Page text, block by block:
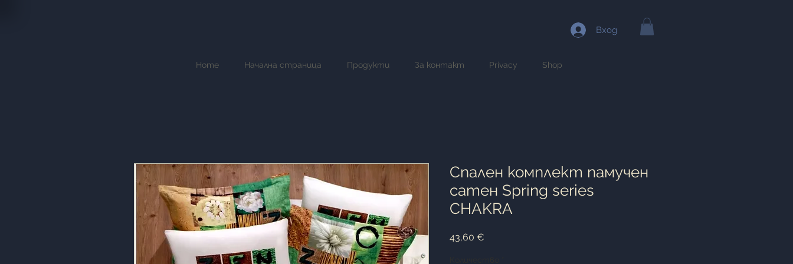
Вход
Home Начална страница Продукти За контакт Privacy Shop
Cпален комплект памучен
сатен Spring series
CHAKRA
43,60 €